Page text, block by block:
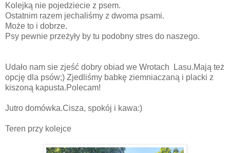
Kolejką nie pojedziecie z psem.
Ostatnim razem jechaliśmy z dwoma psami.
Może to i dobrze.
Psy pewnie przeżyły by tu podobny stres do naszego.
Udało nam sie zjeść dobry obiad we Wrotach Lasu.Mają też
opcję dla psów;) Zjedliśmy babkę ziemniaczaną i placki z
kiszoną kapusta.Polecam!
Jutro domówka.Cisza, spokój i kawa:)
Teren przy kolejce